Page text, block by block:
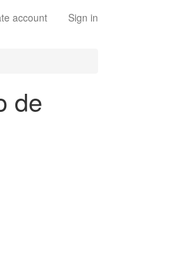
account Sign in
de